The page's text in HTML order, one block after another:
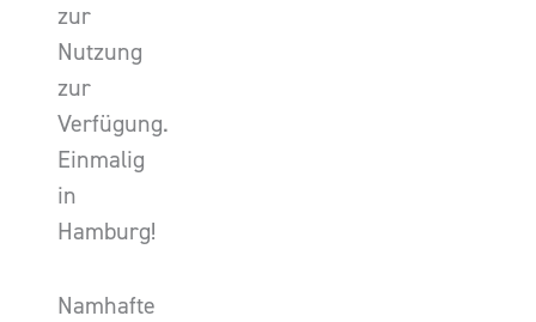
zur
Nutzung
zur
Verfügung.
Einmalig
in
Hamburg!
Namhafte